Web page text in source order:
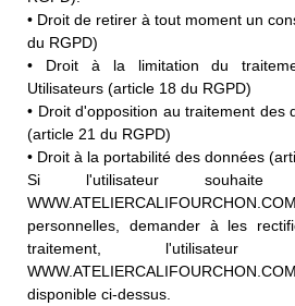
• Droit de retirer à tout moment un
du RGPD)
• Droit à la limitation du
Utilisateurs (article 18 du RGPD)
• Droit d'opposition au traitement des
(article 21 du RGPD)
• Droit à la portabilité des données
Si l'utilisateur souhaite
personnelles, demander à les
traitement, l'utilisateur
disponible ci-dessus.